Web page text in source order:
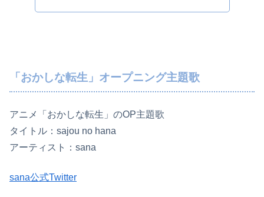
「おかしな転生」オープニング主題歌
アニメ「おかしな転生」のOP主題歌
タイトル：sajou no hana
アーティスト：sana
sana公式Twitter